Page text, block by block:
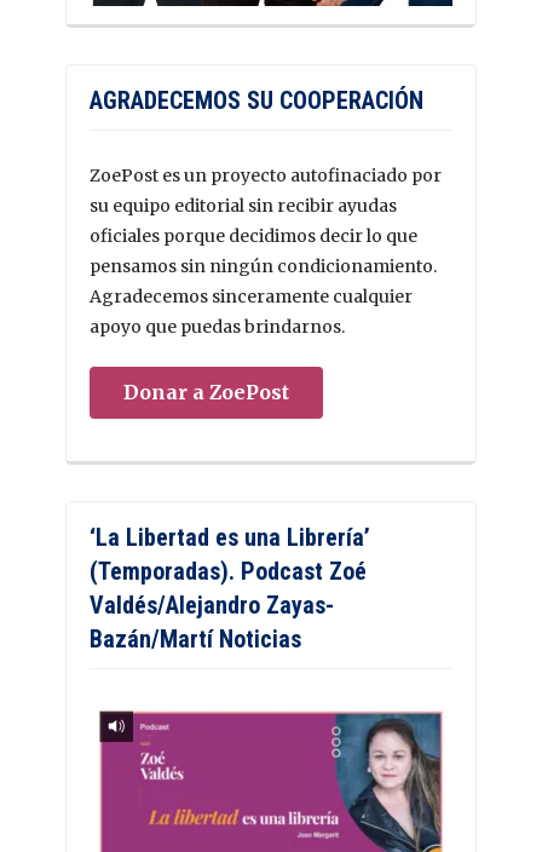
AGRADECEMOS SU COOPERACIÓN
ZoePost es un proyecto autofinaciado por
su equipo editorial sin recibir ayudas
oficiales porque decidimos decir lo que
pensamos sin ningún condicionamiento.
Agradecemos sinceramente cualquier
apoyo que puedas brindarnos.
Donar a ZoePost
‘La Libertad es una Librería’
(Temporadas). Podcast Zoé
Valdés/Alejandro Zayas-
Bazán/Martí Noticias